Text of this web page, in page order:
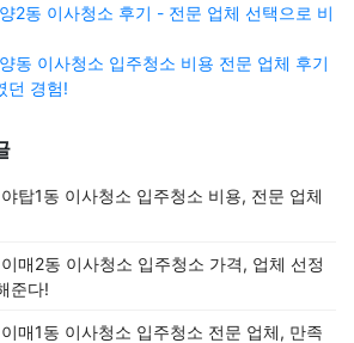
2동 이사청소 후기 - 전문 업체 선택으로 비
동 이사청소 입주청소 비용 전문 업체 후기
던 경험!
탑1동 이사청소 입주청소 비용, 전문 업체
매2동 이사청소 입주청소 가격, 업체 선정
준다!
매1동 이사청소 입주청소 전문 업체, 만족